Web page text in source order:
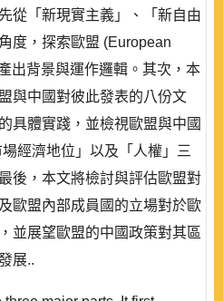
從「新現實主義」、「新自由
度，探索歐盟 (European
出背景與運作邏輯。其次，本
與中國對彼此發表的八份文
具體實踐，並檢視歐盟與中國
經濟地位」以及「人權」三
後，本文將檢討與評估歐盟對
歐盟內部成員國的立場對於歐
並展望歐盟的中國政策對其區
展..